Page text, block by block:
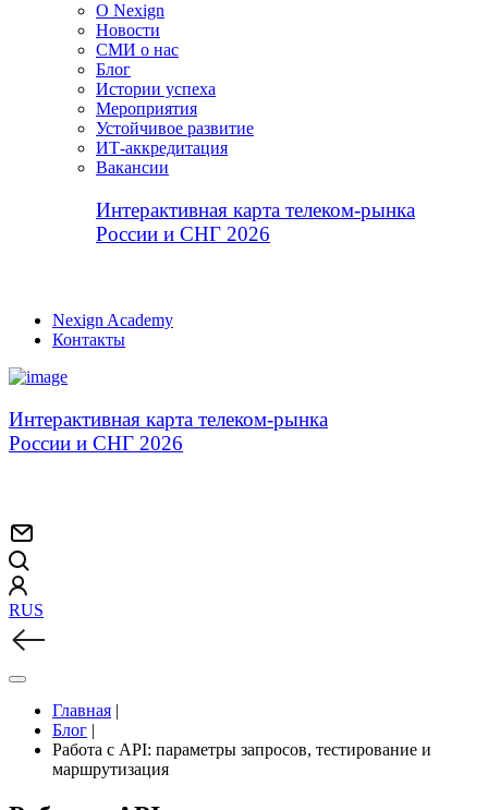
О Nexign
Новости
СМИ о нас
Блог
Истории успеха
Мероприятия
Устойчивое развитие
ИТ-аккредитация
Вакансии
Интерактивная карта телеком-рынка
России и СНГ 2026
Nexign Academy
Контакты
Интерактивная карта телеком-рынка
России и СНГ 2026
RUS
Главная |
Блог |
Работа с API: параметры запросов, тестирование и
маршрутизация